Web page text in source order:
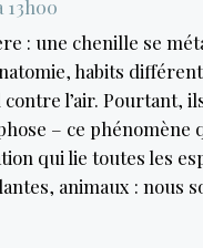
13h00
: une chenille se
habits
l’air. Pourtant,
– ce phénomène
qui lie toutes les
animaux : nous